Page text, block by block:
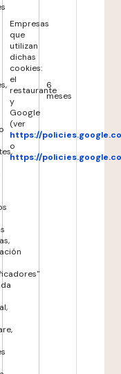
Empresas
que
utilizan
dichas
cookies:
el
restaurante
y
Google
(ver
https://
o
https://
6
meses